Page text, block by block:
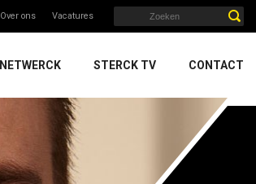
Over ons Vacatures
NETWERCK STERCK TV CONTACT